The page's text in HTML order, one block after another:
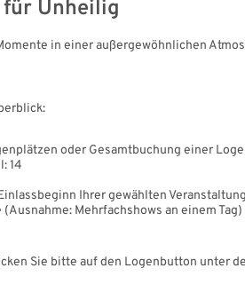
Unheilig
in einer außergewöhnlichen
oder Gesamtbuchung einer
14
Ihrer gewählten
Mehrfachshows an einem Tag)
Sie bitte auf den Logenbutton unter